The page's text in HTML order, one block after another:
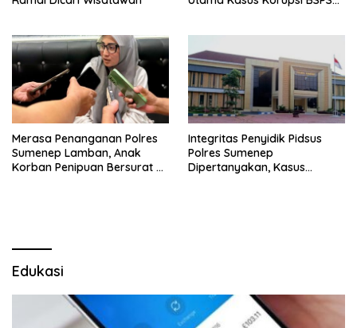
Merasa Penanganan Polres
Sumenep Lamban, Anak
Korban Penipuan Bersurat ke
Integritas Penyidik Pidsus
Polres Sumenep
Dipertanyakan, Kasus
Edukasi